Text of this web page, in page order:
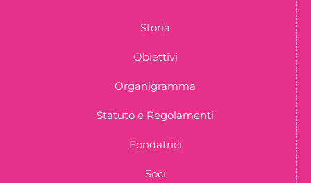
Storia
Obiettivi
Organigramma
Statuto e Regolamenti
Fondatrici
Soci